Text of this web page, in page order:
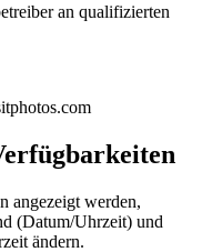
an qualifizierten
angezeigt werden,
(Datum/Uhrzeit) und
ändern.